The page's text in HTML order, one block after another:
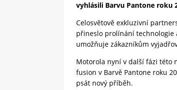
vyhlásili Barvu Pantone roku
Celosvětově exkluzivní
přineslo prolínání technologie
umožňuje zákazníkům
Motorola nyní v další fázi této
fusion v Barvě Pantone roku
psát nový příběh.